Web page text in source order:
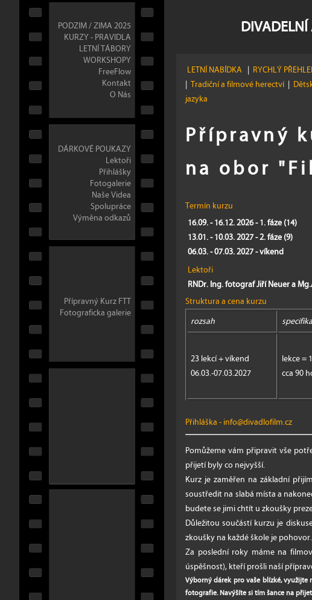
PODZIM / ZIMA 2025
KURZY - PRAVIDLA
LETNÍ TÁBORY
WORKSHOPY
FreeFlow
Kontakt
O Nás
DÁRKOVÉ POUKAZY
Lektoři
Přihlášky
Fotogalerie
Naše Videa
Spolupráce
Výměna odkazů
Přípravný Kurz FTT
Fotograficka galerie
LETNÍ NABÍDKA | RYCHLÝ
| Tradiční a filmové herectví |
jazyka
Přípravný
na obor
Termín kurzu
16.09. - 16.12. 2026 - 1. fáze (14)
13.01. - 10.03. 2027 - 2. fáze (9)
06.03. - 07.03. 2027 - víkend
Lektoři
RNDr. Ing. fotograf Jiří Neuer a
Struktura a cena kurzu
rozsah
23 lekcí + víkend
06.03.-07.03.2027
lekce =
cca 90
Přihláška-info@divadlofilm.cz
Pomůžeme vám připravit vše
přijetí byly co nejvyšší.
Kurz je zaměřen na základní
soustředit na slabá místa a
budete se jimi chtít u zkoušky
Důležitou součástí kurzu je
zkoušky na každé škole je pohovor.
Za poslední roky máme na
úspěšnost), kteří prošli naší
Výborný dárek pro vaše blízké,
fotografie. Navýšíte si tím šance na